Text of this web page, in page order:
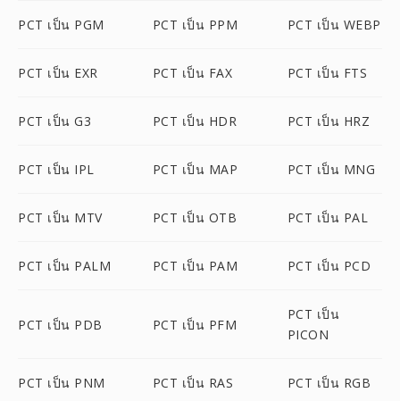
PCT เป็น PGM PCT เป็น PPM PCT เป็น WEBP
PCT เป็น EXR PCT เป็น FAX PCT เป็น FTS
PCT เป็น G3 PCT เป็น HDR PCT เป็น HRZ
PCT เป็น IPL PCT เป็น MAP PCT เป็น MNG
PCT เป็น MTV PCT เป็น OTB PCT เป็น PAL
PCT เป็น PALM PCT เป็น PAM PCT เป็น PCD
PCT เป็น PDB PCT เป็น PFM
PCT เป็น
PICON
PCT เป็น PNM PCT เป็น RAS PCT เป็น RGB